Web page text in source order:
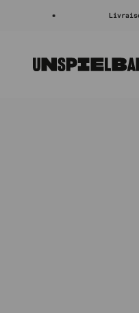
Livraison
Unspielbar